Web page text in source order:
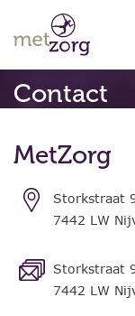
Contact
MetZorg
Storkstraat
7442 LW
Storkstraat
7442 LW